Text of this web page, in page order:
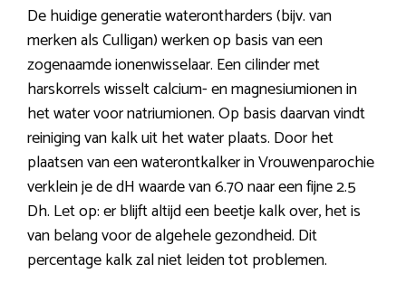
De huidige generatie waterontharders (bijv. van
merken als Culligan) werken op basis van een
zogenaamde ionenwisselaar. Een cilinder met
harskorrels wisselt calcium- en magnesiumionen in
het water voor natriumionen. Op basis daarvan vindt
reiniging van kalk uit het water plaats. Door het
plaatsen van een waterontkalker in Vrouwenparochie
verklein je de dH waarde van 6.70 naar een fijne 2.5
Dh. Let op: er blijft altijd een beetje kalk over, het is
van belang voor de algehele gezondheid. Dit
percentage kalk zal niet leiden tot problemen.